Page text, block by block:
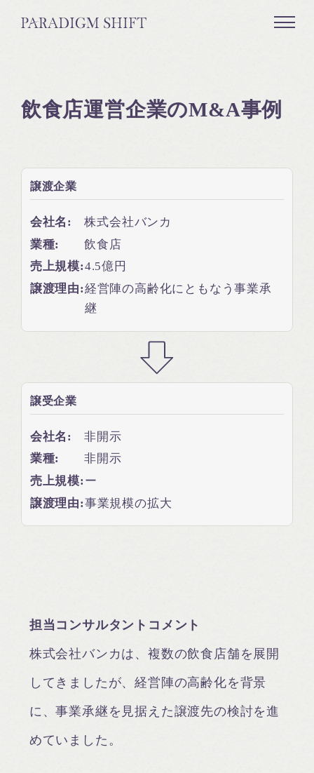
飲食店運営企業のM&A事例
譲渡企業
会社名:
株式会社バンカ
業種:
飲食店
売上規模:4.5億円
譲渡理由:経営陣の高齢化にともなう事業承
継
譲受企業
会社名:
非開示
業種:
非開示
売上規模: ー
譲渡理由:事業規模の拡大
担当コンサルタントコメント
株式会社バンカは、複数の飲食店舗を展開
してきましたが、経営陣の高齢化を背景
に、事業承継を見据えた譲渡先の検討を進
めていました。